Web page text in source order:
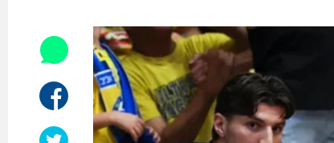
ליגה סינית
ליגות נוספות